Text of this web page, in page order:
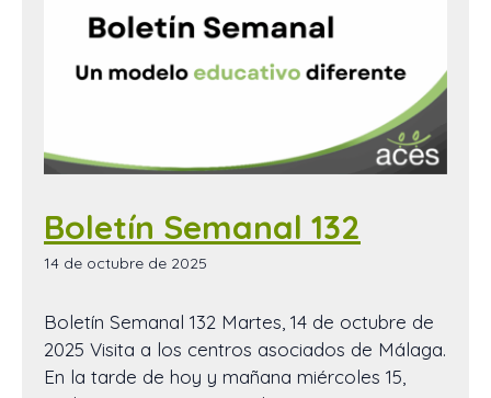
Boletín Semanal 132
14 de octubre de 2025
Boletín Semanal 132 Martes, 14 de octubre de
2025 Visita a los centros asociados de Málaga.
En la tarde de hoy y mañana miércoles 15,